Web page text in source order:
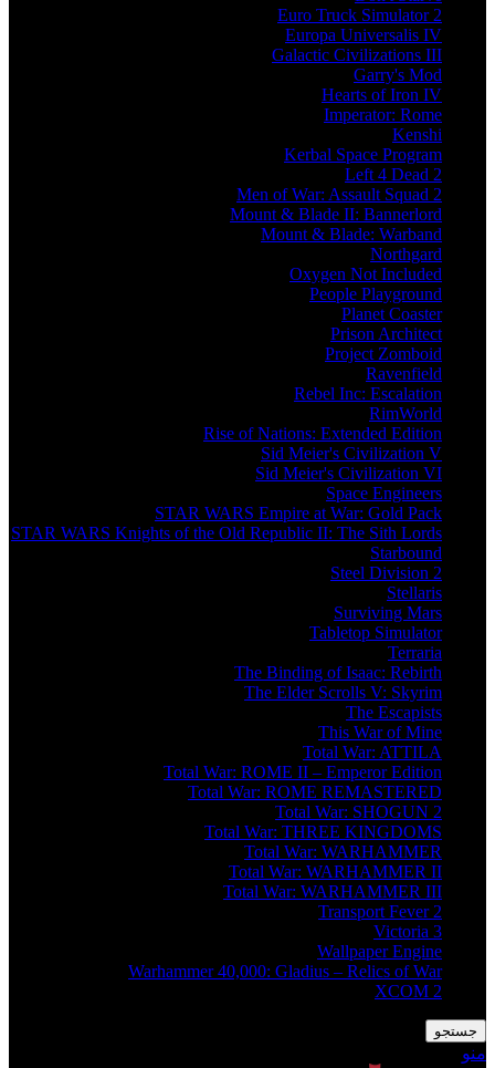
Euro Truck Simulator 2
Europa Universalis IV
Galactic Civilizations III
Garry's Mod
Hearts of Iron IV
Imperator: Rome
Kenshi
Kerbal Space Program
Left 4 Dead 2
Men of War: Assault Squad 2
Mount & Blade II: Bannerlord
Mount & Blade: Warband
Northgard
Oxygen Not Included
People Playground
Planet Coaster
Prison Architect
Project Zomboid
Ravenfield
Rebel Inc: Escalation
RimWorld
Rise of Nations: Extended Edition
Sid Meier's Civilization V
Sid Meier's Civilization VI
Space Engineers
STAR WARS Empire at War: Gold Pack
STAR WARS Knights of the Old Republic II: The Sith Lords
Starbound
Steel Division 2
Stellaris
Surviving Mars
Tabletop Simulator
Terraria
The Binding of Isaac: Rebirth
The Elder Scrolls V: Skyrim
The Escapists
This War of Mine
Total War: ATTILA
Total War: ROME II – Emperor Edition
Total War: ROME REMASTERED
Total War: SHOGUN 2
Total War: THREE KINGDOMS
Total War: WARHAMMER
Total War: WARHAMMER II
Total War: WARHAMMER III
Transport Fever 2
Victoria 3
Wallpaper Engine
Warhammer 40,000: Gladius – Relics of War
XCOM 2
جستجو
منو